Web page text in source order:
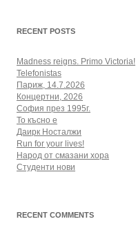
RECENT POSTS
Madness reigns. Primo Victoria!
Telefonistas
Париж, 14.7.2026
Концертни, 2026
София през 1995г.
То късно е
Даирк Носталжи
Run for your lives!
Народ от смазани хора
Студенти нови
RECENT COMMENTS